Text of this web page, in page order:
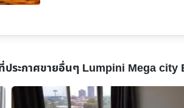
ประกาศขายอื่นๆ Lumpini Mega city